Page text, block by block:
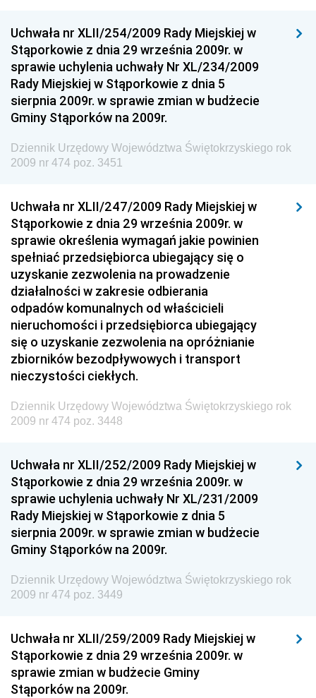
Dziennik Urzędowy Ministra Rozwoju
Dziennik Urzędowy Ministra Infrastruktury i
Budownictwa
Dziennik Urzędowy Ministra Gospodarki Morskiej i
Żeglugi Śródlądowej
Dziennik Urzędowy Ministra Energii
Dziennik Urzędowy Ministra Finansów
Dziennik Urzędowy Ministra Rozwoju i Finansów
Dziennik Urzędowy Wyższego Urzędu Górniczego
Dziennik Urzędowy Prezesa Urzędu Transportu
Kolejowego
Dziennik Urzędowy Ministra Przedsiębiorczości i
Technologii
Dziennik Urzędowy Ministra Inwestycji i Rozwoju
Dziennik Urzędowy Naczelnego Dyrektora Archiwów
Państwowych
Dziennik Urzędowy Ministra Finansów, Inwestycji i
Rozwoju
Dziennik Urzędowy Ministra Sportu
Dziennik Urzędowy Ministra Funduszy i Polityki
Regionalnej
Dziennik Urzędowy Ministra Aktywów Państwowych
Dziennik Urzędowy Ministra Zdrowia
Dziennik Urzędowy Ministra Środowiska i Głównego
Inspektora Ochrony Środowiska
Dziennik Urzędowy Ministerstwa Kultury, Dziedzictwa
Narodowego i Sportu
Dziennik Urzędowy Ministra Finansów, Funduszy i
Uchwała nr XLII/254/2009 Rady Miejskiej w
Stąporkowie z dnia 29 września 2009r. w
sprawie uchylenia uchwały Nr XL/234/2009
Rady Miejskiej w Stąporkowie z dnia 5
sierpnia 2009r. w sprawie zmian w budżecie
Gminy Stąporków na 2009r.
Dziennik Urzędowy Województwa Świętokrzyskiego rok
2009 nr 474 poz. 3451
Uchwała nr XLII/247/2009 Rady Miejskiej w
Stąporkowie z dnia 29 września 2009r. w
sprawie określenia wymagań jakie powinien
spełniać przedsiębiorca ubiegający się o
uzyskanie zezwolenia na prowadzenie
działalności w zakresie odbierania
odpadów komunalnych od właścicieli
nieruchomości i przedsiębiorca ubiegający
się o uzyskanie zezwolenia na opróżnianie
zbiorników bezodpływowych i transport
nieczystości ciekłych.
Dziennik Urzędowy Województwa Świętokrzyskiego rok
2009 nr 474 poz. 3448
Uchwała nr XLII/252/2009 Rady Miejskiej w
Stąporkowie z dnia 29 września 2009r. w
sprawie uchylenia uchwały Nr XL/231/2009
Rady Miejskiej w Stąporkowie z dnia 5
sierpnia 2009r. w sprawie zmian w budżecie
Gminy Stąporków na 2009r.
Dziennik Urzędowy Województwa Świętokrzyskiego rok
2009 nr 474 poz. 3449
Uchwała nr XLII/259/2009 Rady Miejskiej w
Stąporkowie z dnia 29 września 2009r. w
sprawie zmian w budżecie Gminy
Stąporków na 2009r.